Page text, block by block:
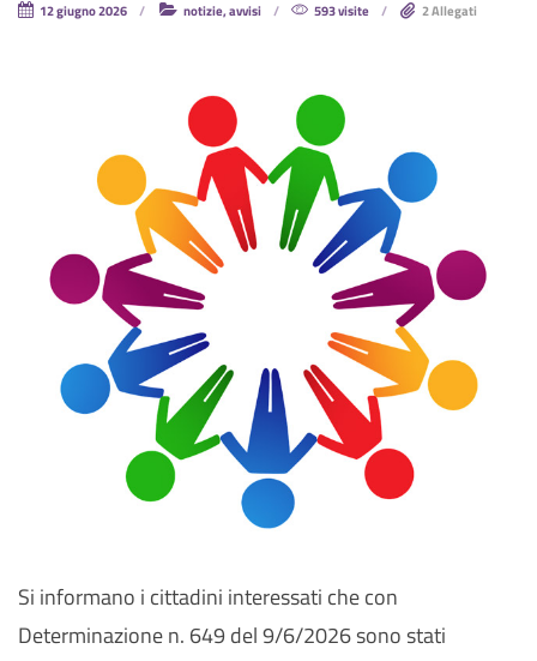
12 giugno 2026 notizie, avvisi 593 visite 2 Allegati
Si informano i cittadini interessati che con
Determinazione n. 649 del 9/6/2026 sono stati